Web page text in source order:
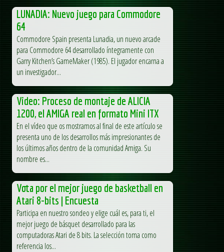
LUNADIA: Nuevo juego para Commodore
64
Commodore Spain presenta Lunadia, un nuevo arcade
para Commodore 64 desarrollado íntegramente con
Garry Kitchen’s GameMaker (1985). El jugador encarna a
un investigador...
Video: Proceso de montaje de ALICIA
1200, el AMIGA real en formato Mini ITX
En el vídeo que os mostramos al final de este artículo se
presenta uno de los desarrollos más impresionantes de
los últimos años dentro de la comunidad Amiga. Su
nombre es...
Vota por el mejor juego de basketball en
Atari 8-bits | Encuesta
Participa en nuestro sondeo y elige cuál es, para ti, el
mejor juego de básquet desarrollado para las
computadoras Atari de 8 bits. La selección toma como
referencia los...